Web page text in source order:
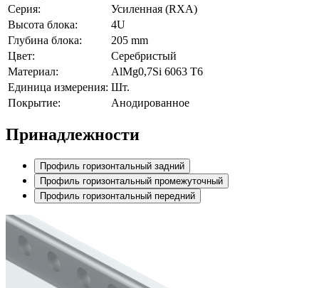
Серия:
Усиленная (RXA)
Высота блока:
4U
Глубина блока:
205 mm
Цвет:
Серебристый
Материал:
AlMg0,7Si 6063 Т6
Единица измерения: Шт.
Покрытие:
Анодированное
Принадлежности
Профиль горизонтальный задний
Профиль горизонтальный промежуточный
Профиль горизонтальный передний